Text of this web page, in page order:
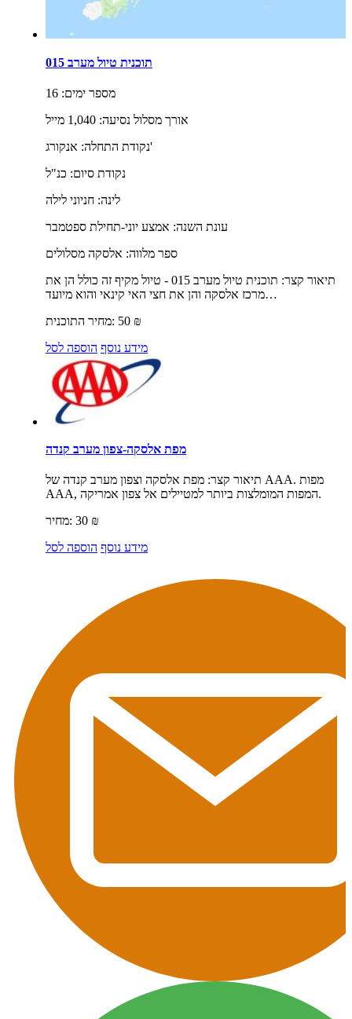
תוכנית טיול מערב 015
מספר ימים: 16
אורך מסלול נסיעה: 1,040 מייל
נקודת התחלה:אנקורג'
נקודת סיום: כנ"ל
לינה: חניוני לילה
עונת השנה: אמצע יוני-תחילת ספטמבר
ספר מלווה: אלסקה מסלולים
תיאור קצר:
תוכנית טיול מערב 015 - טיול מקיף זה כולל הן את
מרכז אלסקה והן את חצי האי קינאי והוא מיועד…
מחיר התוכנית: 50 ₪
מידע נוסף הוספה לסל
מפת אלסקה-צפון מערב קנדה
תיאור קצר: מפת אלסקה וצפון מערב קנדה של AAA. מפות
AAA, המפות המומלצות ביותר למטיילים אל צפון אמריקה.
מחיר: 30 ₪
מידע נוסף הוספה לסל